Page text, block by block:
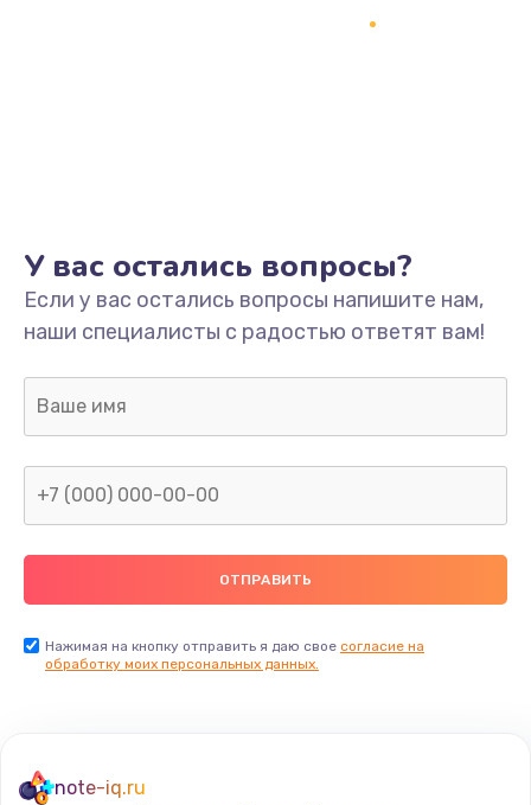
У вас остались вопросы?
Если у вас остались вопросы напишите нам,
наши специалисты с радостью ответят вам!
Нажимая на кнопку отправить я даю свое согласие на
обработку моих персональных данных.
note-iq.ru